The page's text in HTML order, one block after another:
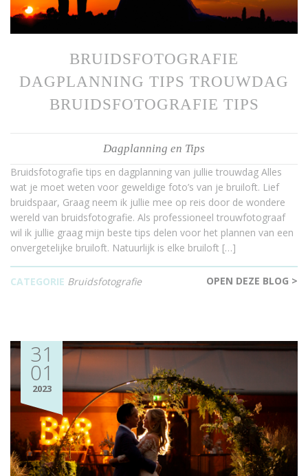
BRUIDSFOTOGRAFIE
DAGPLANNING TIPS TROUWDAG
BRUIDSFOTOGRAFIE TIPS
Dagplanning en Tips
Bruidsfotografie tips en dagplanning van jullie trouwdag Alles
wat je moet weten voor geweldige foto’s van je bruiloft. Lief
bruidspaar, Graag neem ik jullie mee op reis door de wondere
wereld van bruidsfotografie. Als professioneel trouwfotograaf
wil ik jullie graag mijn beste tips delen voor het plannen van een
onvergetelijke bruiloft. Natuurlijk is elke bruiloft […]
CATEGORIE Bruidsfotografie OPEN DEZE BLOG >
31
01
2023